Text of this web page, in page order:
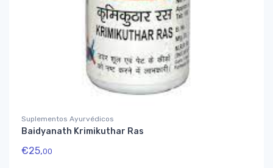
Suplementos Ayurvédicos
Baidyanath Krimikuthar Ras
€25,00